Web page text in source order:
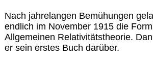
Nach jahrelangen Bemühungen
endlich im November 1915 die
Allgemeinen Relativitätstheorie.
er sein erstes Buch darüber.